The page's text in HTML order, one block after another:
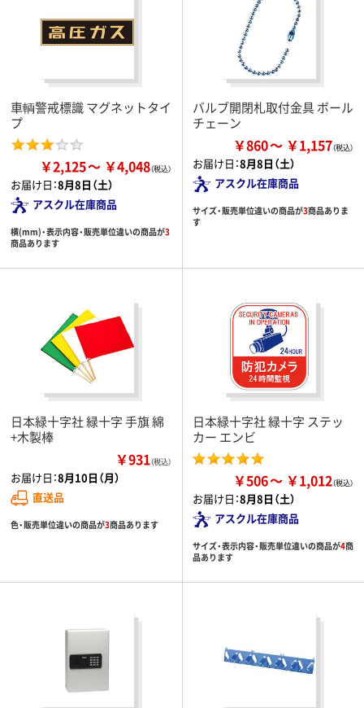
車輌警戒標識 マグネットタイ
プ
￥2,125 ￥4,048
お届け日：8月8日（土）
アスクル在庫商品
横(mm)・表示内容・販売単位違いの商品が3
商品あります
バルブ開閉札取付金具 ボール
チェーン
￥860 ￥1,157
お届け日：8月8日（土）
アスクル在庫商品
サイズ・販売単位違いの商品が3商品ありま
す
日本緑十字社 緑十字 手旗 綿
+木製棒
￥931（税込）
お届け日：8月10日（月）
直送品
色・販売単位違いの商品が3商品あります
日本緑十字社 緑十字 ステッ
カー エンビ
￥506 ￥1,012
お届け日：8月8日（土）
アスクル在庫商品
サイズ・表示内容・販売単位違いの商品が4商
品あります